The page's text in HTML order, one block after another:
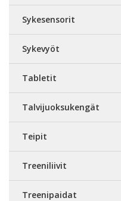
Sykesensorit
Sykevyöt
Tabletit
Talvijuoksukengät
Teipit
Treeniliivit
Treenipaidat